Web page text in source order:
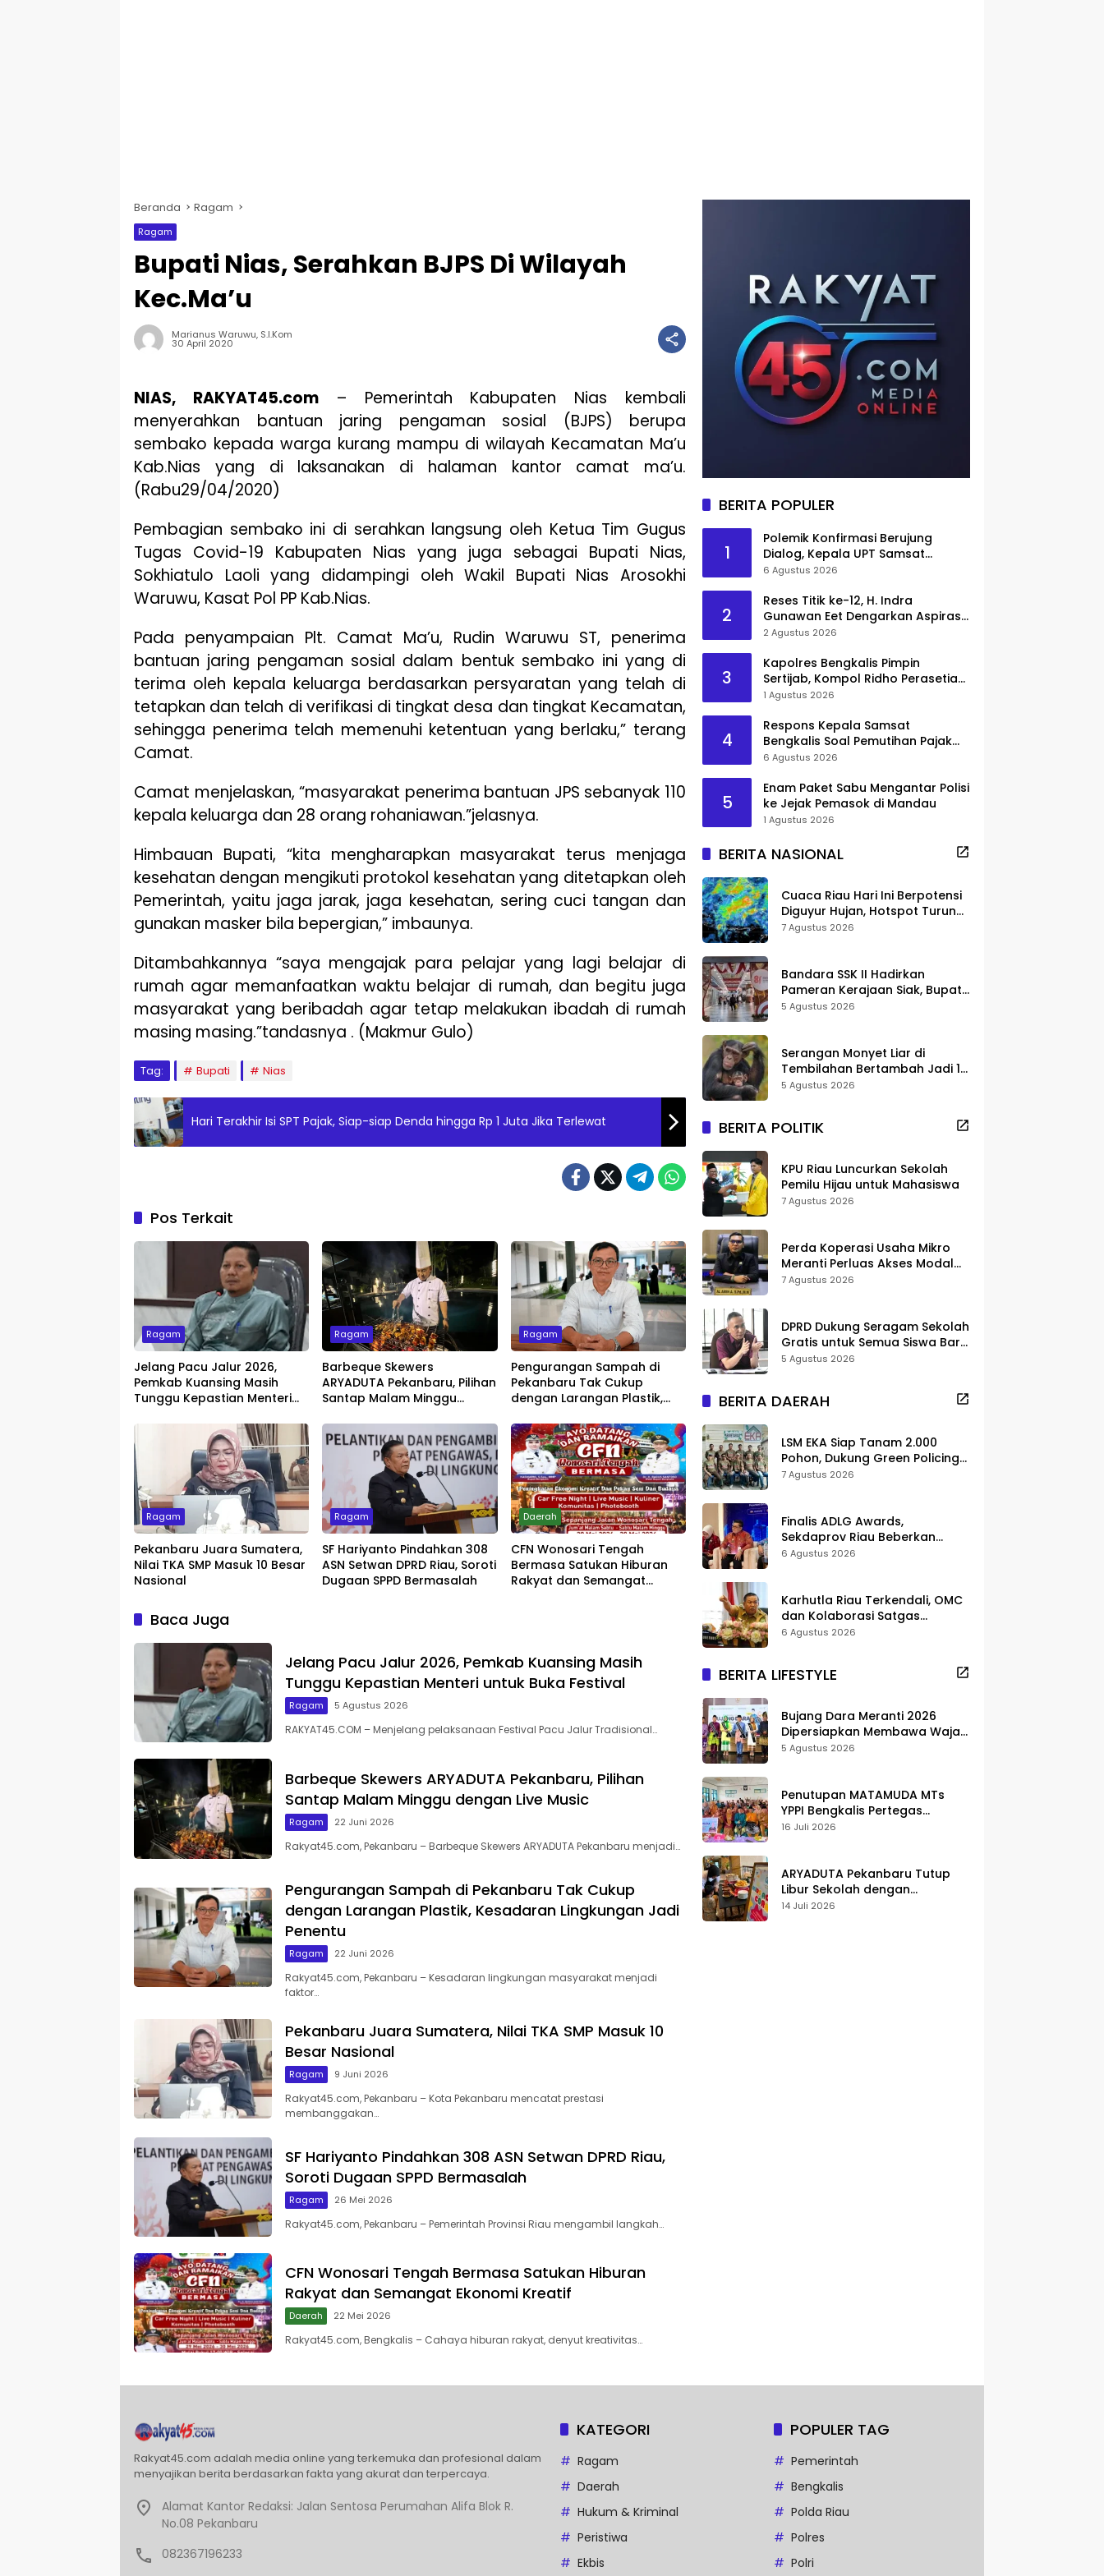
Beranda Ragam
Ragam
Bupati Nias, Serahkan BJPS Di Wilayah
Kec.Ma’u
Marianus Waruwu, S.I.Kom
30 April 2020
NIAS, RAKYAT45.com– Pemerintah Kabupaten Nias kembali
menyerahkan bantuan jaring pengaman sosial (BJPS) berupa
sembako kepada warga kurang mampu di wilayah Kecamatan Ma’u
Kab.Nias yang di laksanakan di halaman kantor camat ma’u.
(Rabu29/04/2020)
Pembagian sembako ini di serahkan langsung oleh Ketua Tim Gugus
Tugas Covid-19 Kabupaten Nias yang juga sebagai Bupati Nias,
Sokhiatulo Laoli yang didampingi oleh Wakil Bupati Nias Arosokhi
Waruwu, Kasat Pol PP Kab.Nias.
Pada penyampaian Plt. Camat Ma’u, Rudin Waruwu ST, penerima
bantuan jaring pengaman sosial dalam bentuk sembako ini yang di
terima oleh kepala keluarga berdasarkan persyaratan yang telah di
tetapkan dan telah di verifikasi di tingkat desa dan tingkat Kecamatan,
sehingga penerima telah memenuhi ketentuan yang berlaku,” terang
Camat.
Camat menjelaskan, “masyarakat penerima bantuan JPS sebanyak 110
kepala keluarga dan 28 orang rohaniawan.”jelasnya.
Himbauan Bupati, “kita mengharapkan masyarakat terus menjaga
kesehatan dengan mengikuti protokol kesehatan yang ditetapkan oleh
Pemerintah, yaitu jaga jarak, jaga kesehatan, sering cuci tangan dan
gunakan masker bila bepergian,” imbaunya.
Ditambahkannya “saya mengajak para pelajar yang lagi belajar di
rumah agar memanfaatkan waktu belajar di rumah, dan begitu juga
masyarakat yang beribadah agar tetap melakukan ibadah di rumah
masing masing.”tandasnya . (Makmur Gulo)
Tag: Bupati Nias
Hari Terakhir Isi SPT Pajak, Siap-siap Denda hingga Rp 1 Juta Jika Terlewat
Pos Terkait
Ragam
Jelang Pacu Jalur 2026,
Pemkab Kuansing Masih
Tunggu Kepastian Menteri
Ragam
Barbeque Skewers
ARYADUTA Pekanbaru, Pilihan
Santap Malam Minggu
Ragam
Pengurangan Sampah di
Pekanbaru Tak Cukup
dengan Larangan Plastik,
Penentu
Ragam
Pekanbaru Juara Sumatera,
Nilai TKA SMP Masuk 10 Besar
Nasional
Ragam
SF Hariyanto Pindahkan 308
ASN Setwan DPRD Riau, Soroti
Dugaan SPPD Bermasalah
Daerah
CFN Wonosari Tengah
Bermasa Satukan Hiburan
Rakyat dan Semangat
Baca Juga
Jelang Pacu Jalur 2026, Pemkab Kuansing Masih
Tunggu Kepastian Menteri untuk Buka Festival
Ragam 5 Agustus 2026
RAKYAT45.COM – Menjelang pelaksanaan Festival Pacu Jalur Tradisional…
Barbeque Skewers ARYADUTA Pekanbaru, Pilihan
Santap Malam Minggu dengan Live Music
Ragam 22 Juni 2026
Rakyat45.com, Pekanbaru – Barbeque Skewers ARYADUTA Pekanbaru menjadi…
Pengurangan Sampah di Pekanbaru Tak Cukup
dengan Larangan Plastik, Kesadaran Lingkungan Jadi
Penentu
Ragam 22 Juni 2026
Rakyat45.com, Pekanbaru – Kesadaran lingkungan masyarakat menjadi
faktor…
Pekanbaru Juara Sumatera, Nilai TKA SMP Masuk 10
Besar Nasional
Ragam 9 Juni 2026
Rakyat45.com, Pekanbaru – Kota Pekanbaru mencatat prestasi
membanggakan…
SF Hariyanto Pindahkan 308 ASN Setwan DPRD Riau,
Soroti Dugaan SPPD Bermasalah
Ragam 26 Mei 2026
Rakyat45.com, Pekanbaru – Pemerintah Provinsi Riau mengambil langkah…
CFN Wonosari Tengah Bermasa Satukan Hiburan
Rakyat dan Semangat Ekonomi Kreatif
Daerah 22 Mei 2026
Rakyat45.com, Bengkalis – Cahaya hiburan rakyat, denyut kreativitas…
BERITA POPULER
1
Polemik Konfirmasi Berujung
Dialog, Kepala UPT Samsat
Bengkalis Minta Maaf
6 Agustus 2026
2
Reses Titik ke-12, H. Indra
Gunawan Eet Dengarkan Aspirasi
Senggoro
2 Agustus 2026
3
Kapolres Bengkalis Pimpin
Sertijab, Kompol Ridho Perasetia
Jadi Wakapolres
1 Agustus 2026
4
Respons Kepala Samsat
Bengkalis Soal Pemutihan Pajak
Disorot
6 Agustus 2026
5
Enam Paket Sabu Mengantar Polisi
ke Jejak Pemasok di Mandau
1 Agustus 2026
BERITA NASIONAL
Cuaca Riau Hari Ini Berpotensi
Diguyur Hujan, Hotspot Turun
Jadi 25 Titik
7 Agustus 2026
Bandara SSK II Hadirkan
Pameran Kerajaan Siak, Bupati
Afni: Jadi Ruang Edukasi
5 Agustus 2026
Serangan Monyet Liar di
Tembilahan Bertambah Jadi 16
Korban, DPKP Bantah Video
5 Agustus 2026
BERITA POLITIK
KPU Riau Luncurkan Sekolah
Pemilu Hijau untuk Mahasiswa
7 Agustus 2026
Perda Koperasi Usaha Mikro
Meranti Perluas Akses Modal
dan Pasar
7 Agustus 2026
DPRD Dukung Seragam Sekolah
Gratis untuk Semua Siswa Baru,
Minta Rehab Sekolah Jangan
5 Agustus 2026
BERITA DAERAH
LSM EKA Siap Tanam 2.000
Pohon, Dukung Green Policing
dan Pelestarian di Meranti
7 Agustus 2026
Finalis ADLG Awards,
Sekdaprov Riau Beberkan
Strategi Digitalisasi untuk
6 Agustus 2026
Karhutla Riau Terkendali, OMC
dan Kolaborasi Satgas
Berhasil Tekan Titik Api
6 Agustus 2026
BERITA LIFESTYLE
Bujang Dara Meranti 2026
Dipersiapkan Membawa Wajah
Daerah ke Publik
5 Agustus 2026
Penutupan MATAMUDA MTs
YPPI Bengkalis Pertegas
Pendidikan Berbasis Adat dan
16 Juli 2026
ARYADUTA Pekanbaru Tutup
Libur Sekolah dengan
Pengalaman Staycation
14 Juli 2026
Rakyat45.com adalah media online yang terkemuka dan profesional dalam
menyajikan berita berdasarkan fakta yang akurat dan terpercaya.
Alamat Kantor Redaksi: Jalan Sentosa Perumahan Alifa Blok R.
No.08 Pekanbaru
082367196233
KATEGORI
Ragam
Daerah
Hukum & Kriminal
Peristiwa
Ekbis
POPULER TAG
Pemerintah
Bengkalis
Polda Riau
Polres
Polri